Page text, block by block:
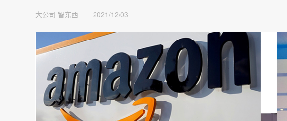
大公司 智东西 2021/12/03